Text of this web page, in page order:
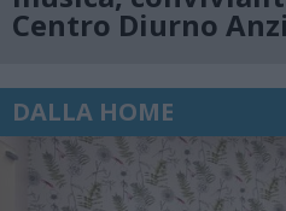
Centro Diurno
DALLA HOME